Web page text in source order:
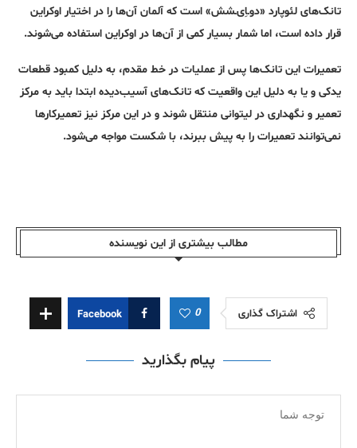
تانک‌های لئوپارد «دوـاِی‌ـشش» است که آلمان آن‌ها را در اختیار اوکراین
قرار داده است، اما شمار بسیار کمی از آن‌ها در اوکراین استفاده می‌شوند.
تعمیرات این تانک‌ها پس از عملیات در خط مقدم، به دلیل کمبود قطعات
یدکی و یا به دلیل این واقعیت که تانک‌های آسیب‌دیده ابتدا باید به مرکز
تعمیر و نگهداری در لیتوانی منتقل شوند و در این مرکز نیز تعمیرکارها
نمی‌توانند تعمیرات را به پیش ببرند، با شکست مواجه می‌شود.
مطالب بیشتری از این نویسندە
اشتراک گذاری 0
Facebook
پیام بگذارید